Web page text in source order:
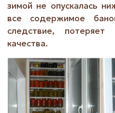
зимой не опускалась
все содержимое
следствие,
качества.